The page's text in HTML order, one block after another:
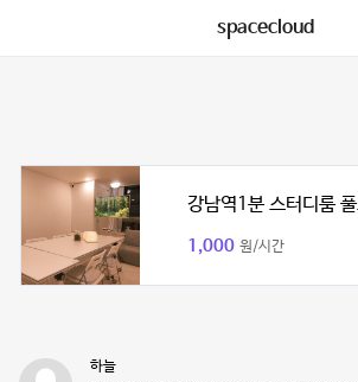
spacecloud
강남역1분 스터디룸
1,000 원/시간
하늘